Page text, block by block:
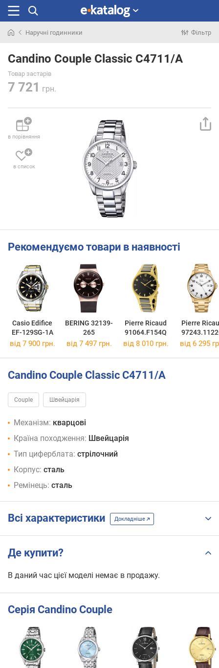
раніше
Наручні годинники Фільтр
Candino Couple Classic C4711/A
Товар застарів
7 721 грн.
в порівняння
в список
Рекомендуємо товари в наявності
Casio Edifice
EF-129SG-1A
BERING 32139-
265
Pierre Ricaud
91064.F154Q
Pierre
від 7 900 грн. від 7 497 грн. від 8 010 грн. від 6 295
Candino Couple Classic C4711/A
Couple Швейцарія
Механізм: кварцові
Країна походження: Швейцарія
Тип циферблата: стрілочний
Корпус: сталь
Ремінець: сталь
Всі характеристики Докладніше
Де купити?
В даний час цієї моделі немає в продажу.
Серія Candino Couple